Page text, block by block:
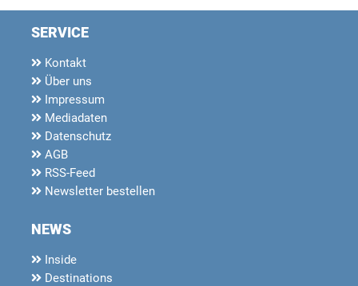
SERVICE
Kontakt
Über uns
Impressum
Mediadaten
Datenschutz
AGB
RSS-Feed
Newsletter bestellen
NEWS
Inside
Destinations